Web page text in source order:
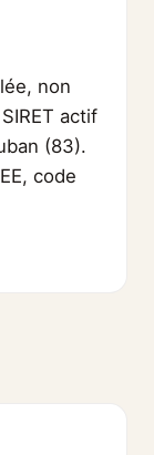
non
actif
(83).
code